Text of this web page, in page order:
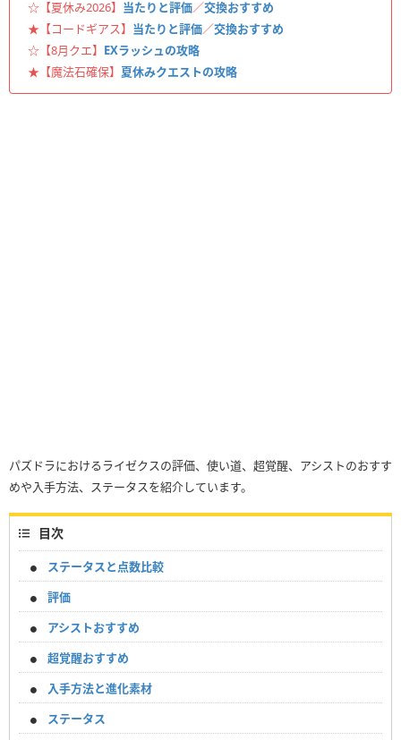
☆【夏休み2026】 当たりと評価／交換おすすめ
★【コードギアス】 当たりと評価／交換おすすめ
☆【8月クエ】 EXラッシュの攻略
★【魔法石確保】 夏休みクエストの攻略
パズドラにおけるライゼクスの評価、使い道、超覚醒、アシストのおすす
めや入手方法、ステータスを紹介しています。
目次
ステータスと点数比較
評価
アシストおすすめ
超覚醒おすすめ
入手方法と進化素材
ステータス